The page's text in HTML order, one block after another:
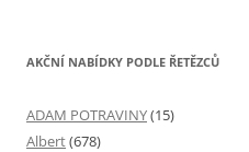
AKČNÍ NABÍDKY PODLE ŘETĚZCŮ
ADAM POTRAVINY(15)
Albert(678)